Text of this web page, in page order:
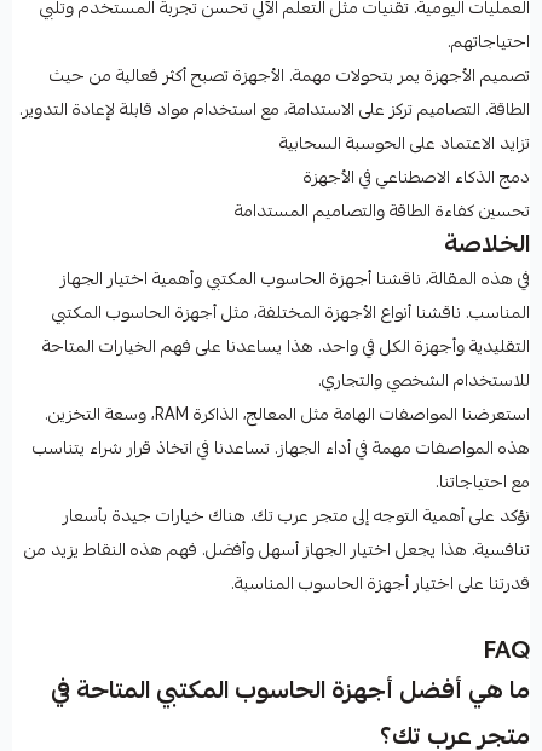
العمليات اليومية. تقنيات مثل التعلم الآلي تحسن تجربة المستخدم وتلبي
احتياجاتهم.
تصميم الأجهزة يمر بتحولات مهمة. الأجهزة تصبح أكثر فعالية من حيث
الطاقة. التصاميم تركز على الاستدامة، مع استخدام مواد قابلة لإعادة التدوير.
تزايد الاعتماد على الحوسبة السحابية
دمج الذكاء الاصطناعي في الأجهزة
تحسين كفاءة الطاقة والتصاميم المستدامة
الخلاصة
في هذه المقالة، ناقشنا أجهزة الحاسوب المكتبي وأهمية اختيار الجهاز
المناسب. ناقشنا أنواع الأجهزة المختلفة، مثل أجهزة الحاسوب المكتبي
التقليدية وأجهزة الكل في واحد. هذا يساعدنا على فهم الخيارات المتاحة
للاستخدام الشخصي والتجاري.
استعرضنا المواصفات الهامة مثل المعالج، الذاكرة RAM، وسعة التخزين.
هذه المواصفات مهمة في أداء الجهاز. تساعدنا في اتخاذ قرار شراء يتناسب
مع احتياجاتنا.
نؤكد على أهمية التوجه إلى متجر عرب تك. هناك خيارات جيدة بأسعار
تنافسية. هذا يجعل اختيار الجهاز أسهل وأفضل. فهم هذه النقاط يزيد من
قدرتنا على اختيار أجهزة الحاسوب المناسبة.
FAQ
ما هي أفضل أجهزة الحاسوب المكتبي المتاحة في
متجر عرب تك؟